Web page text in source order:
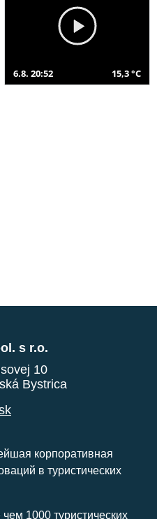
6.8. 20:52 15,3 °C
s r.o.
10
Bystrica
корпоративная
в туристических
1000 туристических